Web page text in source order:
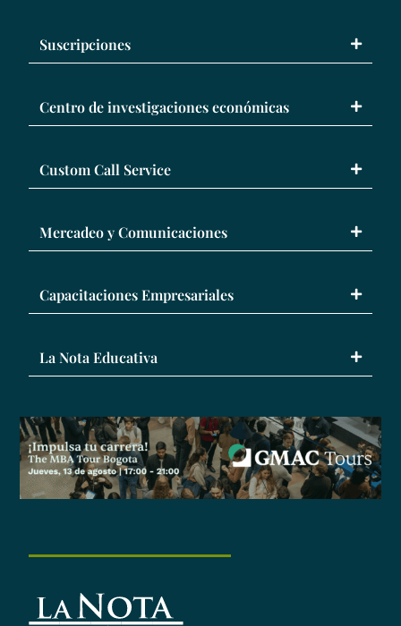
Suscripciones
Centro de investigaciones económicas
Custom Call Service
Mercadeo y Comunicaciones
Capacitaciones Empresariales
La Nota Educativa